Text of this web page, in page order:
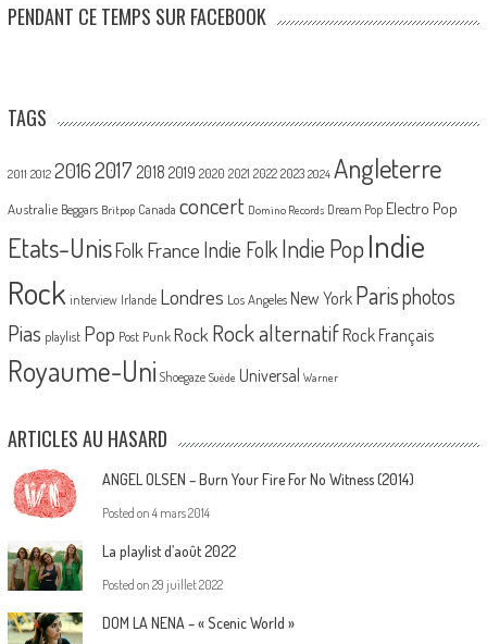
PENDANT CE TEMPS SUR FACEBOOK
TAGS
2011 2012 20162017 2018 2019 2020 2021 2022 2023 2024 Angleterre
Australie Beggars Britpop Canada concert Domino Records Dream Pop Electro Pop
Etats-UnisFolk France Indie Folk Indie PopIndie
Rock interview Irlande Londres Los Angeles New York Parisphotos
Pias playlist Pop Post Punk Rock Rock alternatif Rock Français
Royaume-Uni Shoegaze Suède Universal Warner
ARTICLES AU HASARD
ANGEL OLSEN – Burn Your Fire For No Witness (2014)
Posted on 4 mars 2014
La playlist d’août 2022
Posted on 29 juillet 2022
DOM LA NENA – « Scenic World »